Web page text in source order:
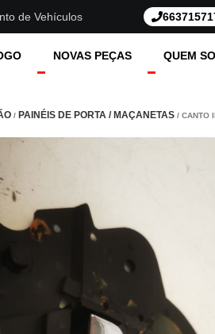
de Vehículos
NOVAS PEÇAS QUEM
/ PAINÉIS DE PORTA / MAÇANETAS / CANTO